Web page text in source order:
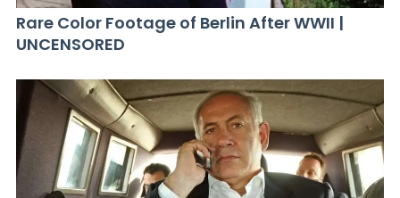
Rare Color Footage of Berlin After WWII |
UNCENSORED